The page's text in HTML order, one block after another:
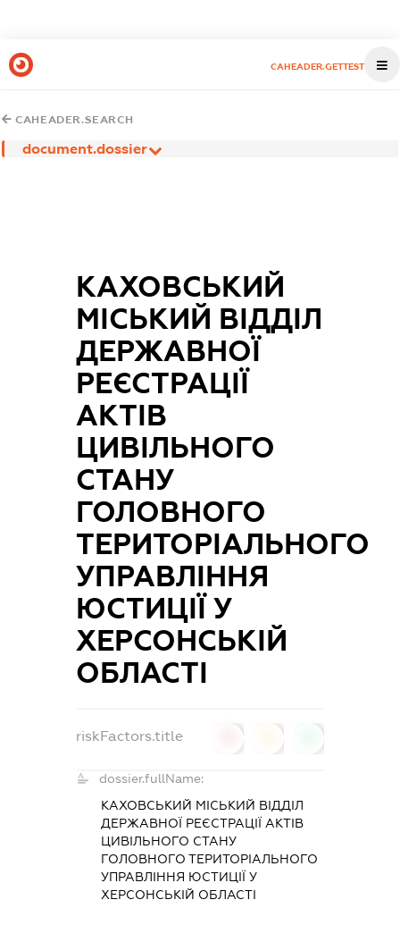
CAHEADER.GETTEST
CAHEADER.SEARCH
document.dossier
КАХОВСЬКИЙ
МІСЬКИЙ ВІДДІЛ
ДЕРЖАВНОЇ
РЕЄСТРАЦІЇ
АКТІВ
ЦИВІЛЬНОГО
СТАНУ
ГОЛОВНОГО
ТЕРИТОРІАЛЬНОГО
УПРАВЛІННЯ
ЮСТИЦІЇ У
ХЕРСОНСЬКІЙ
ОБЛАСТІ
riskFactors.title
dossier.fullName:
КАХОВСЬКИЙ МІСЬКИЙ ВІДДІЛ
ДЕРЖАВНОЇ РЕЄСТРАЦІЇ АКТІВ
ЦИВІЛЬНОГО СТАНУ
ГОЛОВНОГО ТЕРИТОРІАЛЬНОГО
УПРАВЛІННЯ ЮСТИЦІЇ У
ХЕРСОНСЬКІЙ ОБЛАСТІ